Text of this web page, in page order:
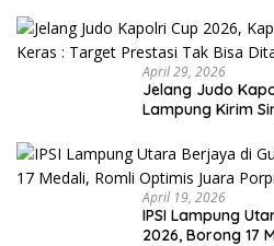
April 29, 2026
Jelang Judo
Lampung Kirim
April 19, 2026
IPSI Lampung
2026, Borong 17